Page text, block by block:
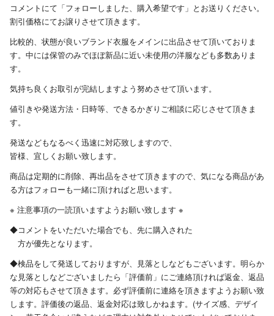
コメントにて「フォローしました、購入希望です」とお送りください。
割引価格にてお譲りさせて頂きます。
比較的、状態が良いブランド衣服をメインに出品させて頂いておりま
す。中には保管のみでほぼ新品に近い未使用の洋服なども多数ありま
す。
気持ち良くお取引が完結しますよう努めさせて頂います。
値引きや発送方法・日時等、できるかぎりご相談に応じさせて頂きま
す。
発送などもなるべく迅速に対応致しますので、
皆様、宜しくお願い致します。
商品は定期的に削除、再出品をさせて頂きますので、気になる商品があ
る方はフォローも一緒に頂ければと思います。
※ 注意事項の一読頂いますようお願い致します ※
◆コメントをいただいた場合でも、先に購入された
方が優先となります。
◆検品をして発送しておりますが、見落としなどもございます。明らか
な見落としなどございましたら「評価前」にご連絡頂ければ返金、返品
等の対応もさせて頂きます。必ず評価前に連絡を頂きますようお願い致
します。評価後の返品、返金対応は致しかねます。(サイズ感、デザイ